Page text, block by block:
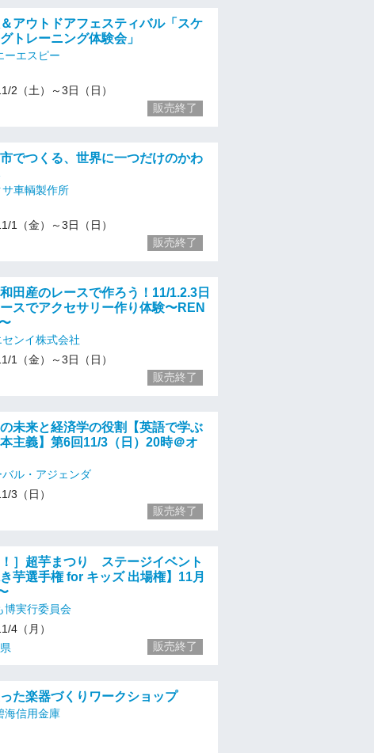
アウトドアフェスティバル「スケ
トレーニング体験会」
ーエスピー
2（土）～3日（日）
販売終了
でつくる、世界に一つだけのかわ
サ車輌製作所
1（金）～3日（日）
販売終了
田産のレースで作ろう！11/1.2.3日
スでアクセサリー作り体験〜REN
ンイ株式会社
1（金）～3日（日）
販売終了
未来と経済学の役割【英語で学ぶ
主義】第6回11/3（日）20時＠オ
バル・アジェンダ
3（日）
販売終了
！］超芋まつり ステージイベント
き芋選手権 for キッズ 出場権】11月
博実行委員会
4（月）
販売終了
た楽器づくりワークショップ
海信用金庫